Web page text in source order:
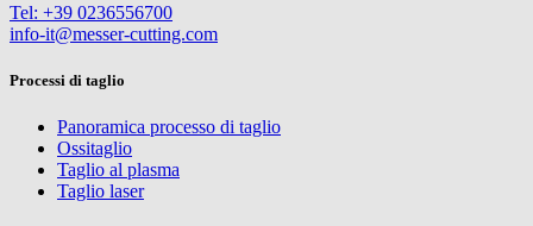
Tel: +39 0236556700
info-it@messer-cutting.com
Processi di taglio
Panoramica processo di taglio
Ossitaglio
Taglio al plasma
Taglio laser